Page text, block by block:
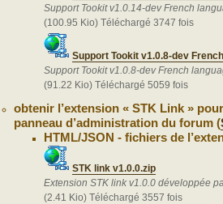
Support Tookit v1.0.14-dev French
(100.95 Kio) Téléchargé 3747 fois
Support Tookit v1.0.8-dev
Support Tookit v1.0.8-dev French
(91.22 Kio) Téléchargé 5059 fois
obtenir l’extension « STK Link »
panneau d’administration du forum (
HTML/JSON - fichiers de
STK link v1.0.0.zip
Extension STK link v1.0.0 développée
(2.41 Kio) Téléchargé 3557 fois